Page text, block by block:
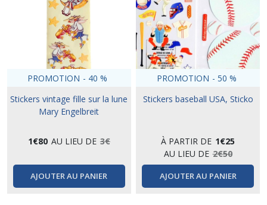
PROMOTION - 40 %
Stickers vintage fille sur la lune
Mary Engelbreit
1€80 AU LIEU DE 3€
AJOUTER AU PANIER
PROMOTION - 50 %
Stickers baseball USA, Sticko
À PARTIR DE 1€25
AU LIEU DE 2€50
AJOUTER AU PANIER